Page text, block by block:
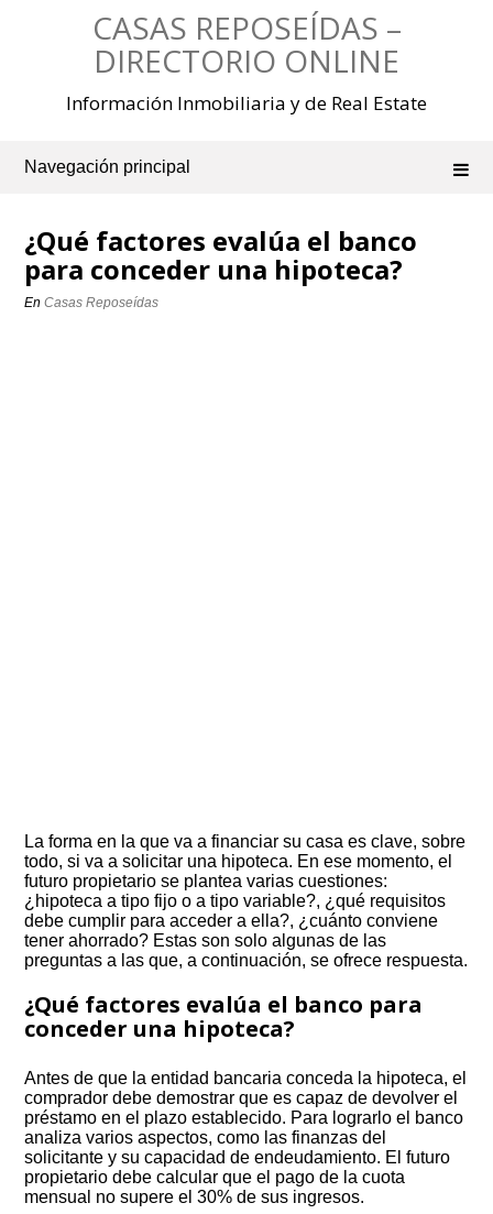
CASAS REPOSEÍDAS –
DIRECTORIO ONLINE
Información Inmobiliaria y de Real Estate
Navegación principal
¿Qué factores evalúa el banco
para conceder una hipoteca?
EnCasas Reposeídas
La forma en la que va a financiar su casa es clave, sobre
todo, si va a solicitar una hipoteca. En ese momento, el
futuro propietario se plantea varias cuestiones:
¿hipoteca a tipo fijo o a tipo variable?, ¿qué requisitos
debe cumplir para acceder a ella?, ¿cuánto conviene
tener ahorrado? Estas son solo algunas de las
preguntas a las que, a continuación, se ofrece respuesta.
¿Qué factores evalúa el banco para
conceder una hipoteca?
Antes de que la entidad bancaria conceda la hipoteca, el
comprador debe demostrar que es capaz de devolver el
préstamo en el plazo establecido. Para lograrlo el banco
analiza varios aspectos, como las finanzas del
solicitante y su capacidad de endeudamiento. El futuro
propietario debe calcular que el pago de la cuota
mensual no supere el 30% de sus ingresos.